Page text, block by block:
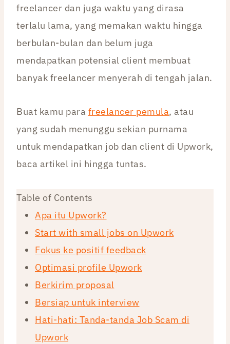
freelancer dan juga waktu yang dirasa
terlalu lama, yang memakan waktu hingga
berbulan-bulan dan belum juga
mendapatkan potensial client membuat
banyak freelancer menyerah di tengah jalan.
Buat kamu para freelancer pemula, atau
yang sudah menunggu sekian purnama
untuk mendapatkan job dan client di Upwork,
baca artikel ini hingga tuntas.
Table of Contents
Apa itu Upwork?
Start with small jobs on Upwork
Fokus ke positif feedback
Optimasi profile Upwork
Berkirim proposal
Bersiap untuk interview
Hati-hati: Tanda-tanda Job Scam di
Upwork